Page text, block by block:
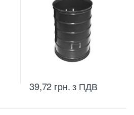
39,72 грн.з ПДВ